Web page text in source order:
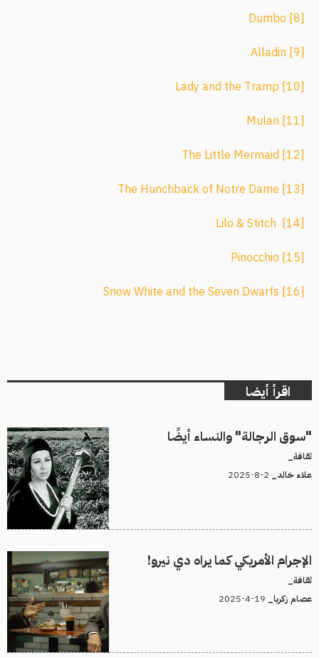
[8]
Dumbo
[9]
Alladin
[10]
Lady and the Tramp
[11]
Mulan
[12]
The Little Mermaid
[13]
The Hunchback of Notre Dame
[14]
Lilo & Stitch
[15]
Pinocchio
[16]
Snow White and the Seven Dwarfs
اقرأ أيضا
"سوق الرجالة" والنساء أيضًا
ثقافة_
علاء خالد_
الإجرام الأمريكي كما يراه دي نيرو!
ثقافة_
عصام زكريا_